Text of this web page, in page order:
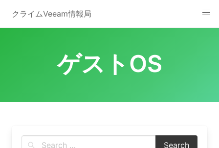
content
クライムVeeam情報局
ゲストOS